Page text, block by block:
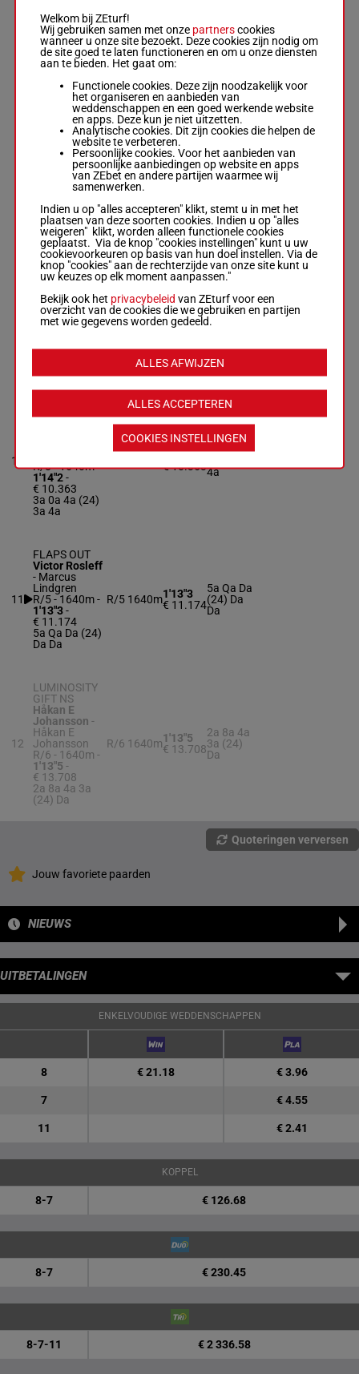
Berntsson -
David
Persson
M/6 - 1640m-
1'13"4-
€ 10.983
3a 3a
M/61640m 1'13"4
€ 10.983
(24) 0a
Da 8a 3a
3a
OSKEN
Carl Johan
Jepson -
Henrik Sevon
H/5 - 1640m-
5a 1a (24) 6a
6a 7a
H/51640m1'11"3
€ 11.685
5a 1a
(24) 6a
TIMOTEJS
NINA
Johannes
Denneman
M/5 - 1640m- M/51640m1'12"0
€ 10.254
(24) 0a
5a 2a 5a
2a
10
Lars-Åke
R/8 - 1640m-
1'14"2-
€ 10.363
3a 0a 4a (24)
3a 4a
1'14"2
€ 10.363
3a 0a 4a
4a
11
FLAPS OUT
Victor Rosleff
- Marcus
Lindgren
R/5 - 1640m-
1'13"3-
€ 11.174
5a Qa Da (24)
Da Da
R/5 1640m1'13"3
€ 11.174
5a Qa Da
(24) Da
Da
12
LUMINOSITY
GIFT NS
Håkan E
Johansson -
Håkan E
Johansson
R/6 - 1640m -
1'13"5 -
€ 13.708
2a 8a 4a 3a
(24) Da
R/6 1640m1'13"5
€ 13.708
2a 8a 4a
3a (24)
Da
Quoteringen verversen
Jouw favoriete paarden
NIEUWS
UITBETALINGEN
ENKELVOUDIGE WEDDENSCHAPPEN
8 € 21.18 € 3.96
7 € 4.55
11 € 2.41
KOPPEL
8-7 € 126.68
8-7 € 230.45
8-7-11 € 2 336.58
Welkom bij ZEturf!
Wij gebruiken samen met onze partnerscookies
wanneer u onze site bezoekt. Deze cookies zijn nodig om
de site goed te laten functioneren en om u onze diensten
aan te bieden. Het gaat om:
Functionele cookies. Deze zijn noodzakelijk voor
het organiseren en aanbieden van
weddenschappen en een goed werkende website
en apps. Deze kun je niet uitzetten.
Analytische cookies. Dit zijn cookies die helpen de
website te verbeteren.
Persoonlijke cookies. Voor het aanbieden van
persoonlijke aanbiedingen op website en apps
van ZEbet en andere partijen waarmee wij
samenwerken.
Indien u op "alles accepteren" klikt, stemt u in met het
plaatsen van deze soorten cookies. Indien u op "alles
weigeren" klikt, worden alleen functionele cookies
geplaatst. Via de knop "cookies instellingen" kunt u uw
cookievoorkeuren op basis van hun doel instellen. Via de
knop "cookies" aan de rechterzijde van onze site kunt u
uw keuzes op elk moment aanpassen."
Bekijk ook het privacybeleid van ZEturf voor een
overzicht van de cookies die we gebruiken en partijen
met wie gegevens worden gedeeld.
ALLES ACCEPTEREN
ALLES AFWIJZEN
COOKIES INSTELLINGEN